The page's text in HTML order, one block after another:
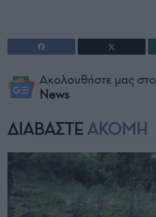
Ακολουθήστε μας στο
News
ΔΙΑΒΑΣΤΕ ΑΚΟΜΗ